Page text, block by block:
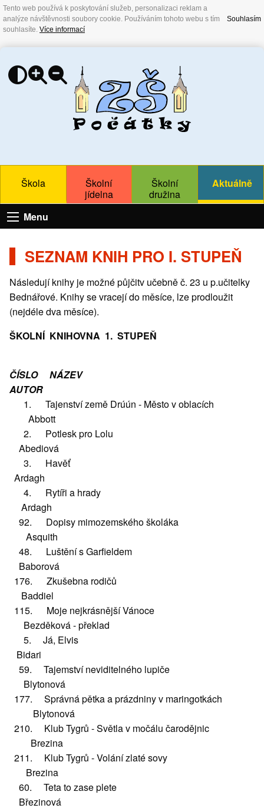
Tento web používá k poskytování služeb, personalizaci reklam a
analýze návštěvnosti soubory cookie. Používáním tohoto webu s tím
souhlasíte. Více informací
Souhlasím
Škola
Školní
jídelna
Školní
družina
Aktuálně
Menu
SEZNAM KNIH PRO I. STUPEŇ
Následují knihy je možné půjčitv učebně č. 23 u p.učitelky
Bednářové. Knihy se vracejí do měsíce, lze prodloužit
(nejdéle dva měsíce).
ŠKOLNÍ KNIHOVNA 1. STUPEŇ
ČÍSLO
NÁZEV
AUTOR
1. Tajenství země Drúún - Město v oblacích
Abbott
2. Potlesk pro Lolu
Abediová
3. Havěť
Ardagh
4. Rytíři a hrady
Ardagh
92. Dopisy mimozemského školáka
Asquith
48. Luštění s Garfieldem
Baborová
176. Zkušebna rodičů
Baddiel
115. Moje nejkrásnější Vánoce
Bezděková - překlad
5. Já, Elvis
Bidari
59. Tajemství neviditelného lupiče
Blytonová
177. Správná pětka a prázdniny v maringotkách
Blytonová
210. Klub Tygrů - Světla v močálu čarodějnic
Brezina
211. Klub Tygrů - Volání zlaté sovy
Brezina
60. Teta to zase plete
Březinová